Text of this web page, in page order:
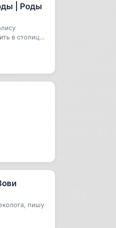
| Роды
в столице
пишу